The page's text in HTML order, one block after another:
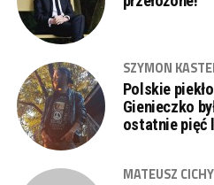
SZYMON
Polskie
Gienieczko
ostatnie pięć
MATEUSZ CICHY